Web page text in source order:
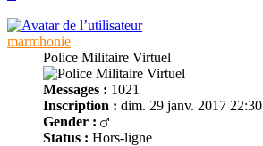
marmhonie
Police Militaire Virtuel
Messages : 1021
Inscription : dim. 29 janv. 2017 22:30
Gender :
Status : Hors-ligne